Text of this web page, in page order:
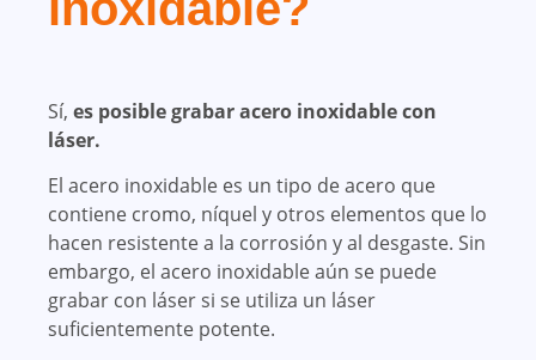
Sí, es posible grabar acero inoxidable con
láser.
El acero inoxidable es un tipo de acero que
contiene cromo, níquel y otros elementos que lo
hacen resistente a la corrosión y al desgaste. Sin
embargo, el acero inoxidable aún se puede
grabar con láser si se utiliza un láser
suficientemente potente.